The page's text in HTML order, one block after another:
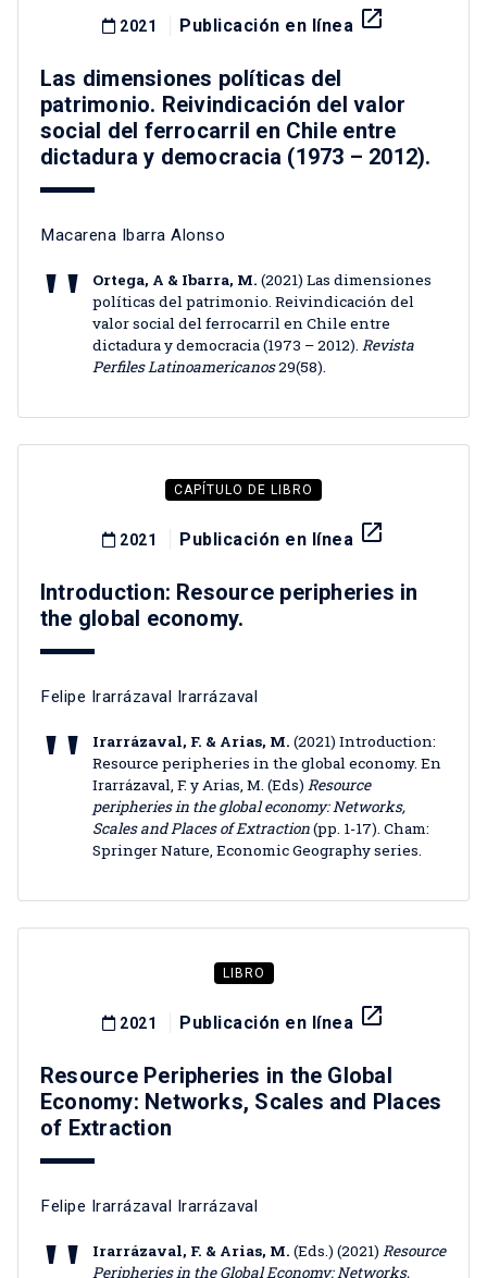
2021 Publicación en línea launch
Las dimensiones políticas del
patrimonio. Reivindicación del valor
social del ferrocarril en Chile entre
dictadura y democracia (1973 – 2012).
Macarena Ibarra Alonso
Ortega, A & Ibarra, M. (2021) Las dimensiones
políticas del patrimonio. Reivindicación del
valor social del ferrocarril en Chile entre
dictadura y democracia (1973 – 2012). Revista
Perfiles Latinoamericanos29(58).
CAPÍTULO DE LIBRO
2021 Publicación en línea launch
Introduction: Resource peripheries in
the global economy.
Felipe Irarrázaval Irarrázaval
Irarrázaval, F. & Arias, M. (2021) Introduction:
Resource peripheries in the global economy. En
Irarrázaval, F. y Arias, M. (Eds) Resource
peripheries in the global economy: Networks,
Scales and Places of Extraction(pp. 1-17). Cham:
Springer Nature, Economic Geography series.
LIBRO
2021 Publicación en línea launch
Resource Peripheries in the Global
Economy: Networks, Scales and Places
of Extraction
Felipe Irarrázaval Irarrázaval
Irarrázaval, F. & Arias, M. (Eds.) (2021) Resource
Peripheries in the Global Economy: Networks,